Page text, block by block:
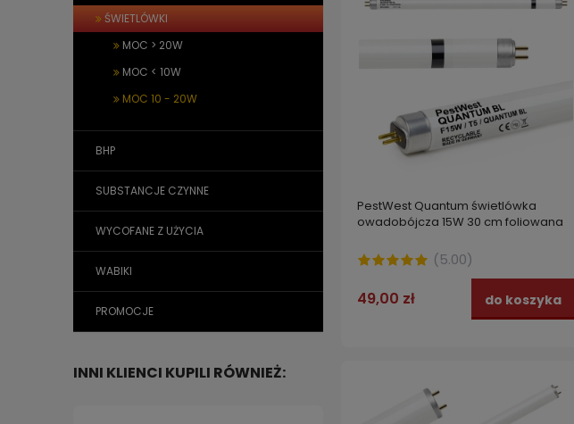
ŚWIETLÓWKI
MOC > 20W
MOC < 10W
MOC 10 - 20W
BHP
SUBSTANCJE CZYNNE
WYCOFANE Z UŻYCIA
WABIKI
PROMOCJE
INNI KLIENCI KUPILI RÓWNIEŻ:
PestWest Quantum świetlówka
owadobójcza 15W 30 cm foliowana
(5.00)
49,00 zł do koszyka